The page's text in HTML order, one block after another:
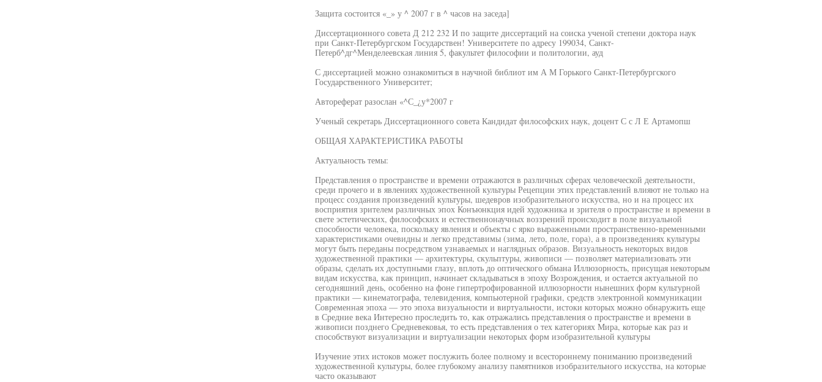
Защита состоится «_» у ^ 2007 г в ^ часов на заседа]
Диссертационного совета Д 212 232 И по защите диссертаций на соиска ученой степени доктора наук
при Санкт-Петербургском Государствен! Университете по адресу 199034, Санкт-
Петерб^дг^Менделеевская линия 5, факультет философии и политологии, ауд
С диссертацией можно ознакомиться в научной библиот им А М Горького Санкт-Петербургского
Государственного Университет;
Автореферат разослан «^С_¿у*2007 г
Ученый секретарь Диссертационного совета Кандидат философских наук, доцент С с Л Е Артамопш
ОБЩАЯ ХАРАКТЕРИСТИКА РАБОТЫ
Актуальность темы:
Представления о пространстве и времени отражаются в различных сферах человеческой деятельности,
среди прочего и в явлениях художественной культуры Рецепции этих представлений влияют не только на
процесс создания произведений культуры, шедевров изобразительного искусства, но и на процесс их
восприятия зрителем различных эпох Конъюнкция идей художника и зрителя о пространстве и времени в
свете эстетических, философских и естественнонаучных воззрений происходит в поле визуальной
способности человека, поскольку явления и объекты с ярко выраженными пространственно-временными
характеристиками очевидны и легко представимы (зима, лето, поле, гора), а в произведениях культуры
могут быть переданы посредством узнаваемых и наглядных образов. Визуальность некоторых видов
художественной практики — архитектуры, скульптуры, живописи — позволяет материализовать эти
образы, сделать их доступными глазу, вплоть до оптического обмана Иллюзорность, присущая некоторым
видам искусства, как принцип, начинает складываться в эпоху Возрождения, и остается актуальной по
сегодняшний день, особенно на фоне гипертрофированной иллюзорности нынешних форм культурной
практики — кинематографа, телевидения, компьютерной графики, средств электронной коммуникации
Современная эпоха — это эпоха визуальности и виртуальности, истоки которых можно обнаружить еще
в Средние века Интересно проследить то, как отражались представления о пространстве и времени в
живописи позднего Средневековья, то есть представления о тех категориях Мира, которые как раз и
способствуют визуализации и виртуализации некоторых форм изобразительной культуры
Изучение этих истоков может послужить более полному и всестороннему пониманию произведений
художественной культуры, более глубокому анализу памятников изобразительного искусства, на которые
часто оказывают